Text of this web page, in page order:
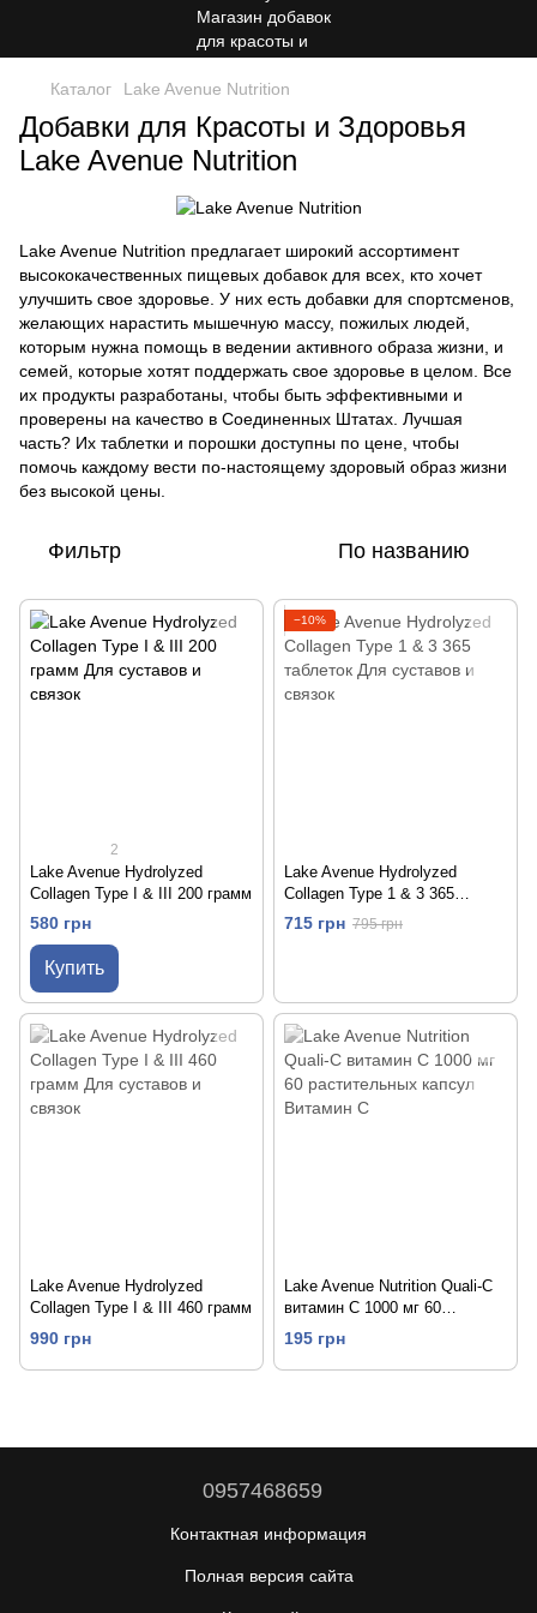
Каталог Lake Avenue Nutrition
Добавки для Красоты и Здоровья
Lake Avenue Nutrition
Lake Avenue Nutrition предлагает широкий ассортимент
высококачественных пищевых добавок для всех, кто хочет
улучшить свое здоровье. У них есть добавки для спортсменов,
желающих нарастить мышечную массу, пожилых людей,
которым нужна помощь в ведении активного образа жизни, и
семей, которые хотят поддержать свое здоровье в целом. Все
их продукты разработаны, чтобы быть эффективными и
проверены на качество в Соединенных Штатах. Лучшая
часть? Их таблетки и порошки доступны по цене, чтобы
помочь каждому вести по-настоящему здоровый образ жизни
без высокой цены.
Фильтр По названию
2
Lake Avenue Hydrolyzed
Collagen Type I & III 200 грамм
580 грн
Купить
−10%
Lake Avenue Hydrolyzed
Collagen Type 1 & 3 365
таблеток
715 грн 795 грн
Lake Avenue Hydrolyzed
Collagen Type I & III 460 грамм
990 грн
Lake Avenue Nutrition Quali-C
витамин С 1000 мг 60
растительных капсул
195 грн
0957468659
Контактная информация
Полная версия сайта